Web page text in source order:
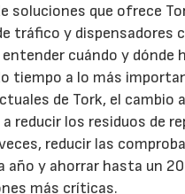
soluciones que ofrece
tráfico y dispensadores
cuándo y dónde
tiempo a lo más
de Tork, el cambio
reducir los residuos de
reducir las
año y ahorrar hasta un
más críticas.